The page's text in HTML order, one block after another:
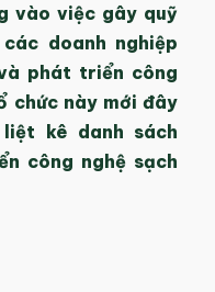
vào việc gây quỹ
doanh nghiệp
phát triển công
chức này mới đây
kê danh sách
công nghệ sạch